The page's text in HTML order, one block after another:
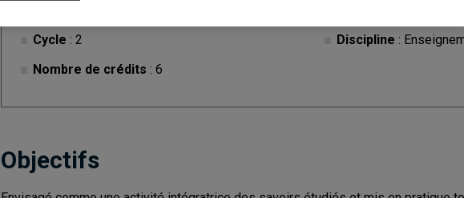
Cycle : 2
Nombre de crédits : 6
Discipline :
Objectifs